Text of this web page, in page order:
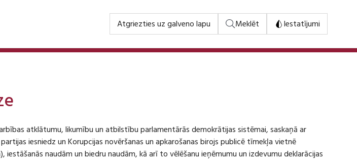
Atgriezties uz galveno lapu Meklēt Iestatījumi
atklātumu, likumību un atbilstību parlamentārās demokrātijas sistēmai, saskaņā ar
partijas iesniedz un Korupcijas novēršanas un apkarošanas birojs publicē tīmekļa vietnē
naudām un biedru naudām, kā arī to vēlēšanu ieņēmumu un izdevumu deklarācijas